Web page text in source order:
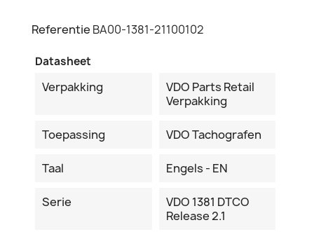
Referentie BA00-1381-21100102
Datasheet
Verpakking
VDO Parts Retail
Verpakking
Toepassing VDO Tachografen
Taal Engels - EN
Serie
VDO 1381 DTCO
Release 2.1